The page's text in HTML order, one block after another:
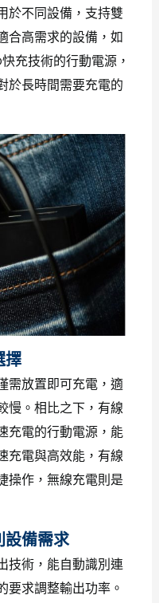
於不同設備，支持雙
合高需求的設備，如
充技術的行動電源，
於長時間需要充電的
擇
需放置即可充電，適
慢。相比之下，有線
充電的行動電源，能
充電與高效能，有線
操作，無線充電則是
設備需求
技術，能自動識別連
要求調整輸出功率。